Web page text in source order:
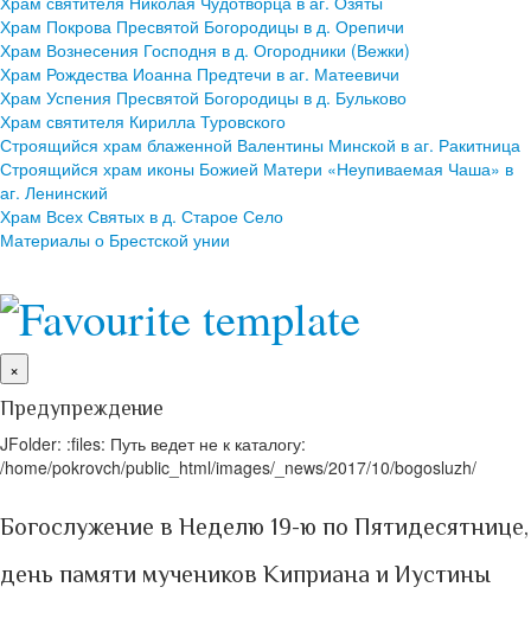
Храм Покрова Пресвятой Богородицы в д. Орепичи
Храм Вознесения Господня в д. Огородники (Вежки)
Храм Рождества Иоанна Предтечи в аг. Матеевичи
Храм Успения Пресвятой Богородицы в д. Бульково
Храм святителя Кирилла Туровского
Строящийся храм блаженной Валентины Минской в аг. Ракитница
Строящийся храм иконы Божией Матери «Неупиваемая Чаша» в
аг. Ленинский
Храм Всех Святых в д. Старое Село
Материалы о Брестской унии
×
Предупреждение
JFolder: :files: Путь ведет не к каталогу:
/home/pokrovch/public_html/images/_news/2017/10/bogosluzh/
Богослужение в Неделю 19-ю по Пятидесятнице,
день памяти мучеников Киприана и Иустины